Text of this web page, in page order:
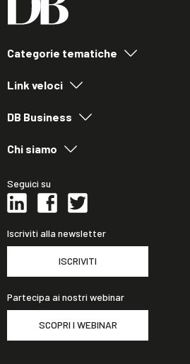
Categorie tematiche
Link veloci
DB Business
Chi siamo
Seguici su
Iscriviti alla newsletter
ISCRIVITI
Partecipa ai nostri webinar
SCOPRI I WEBINAR